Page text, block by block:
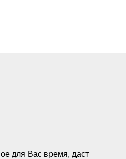
для Вас время, даст